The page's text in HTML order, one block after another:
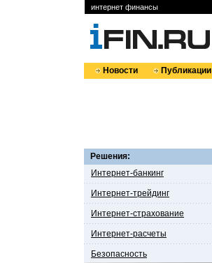
интернет финансы
Новости Публикации
Решения:
Интернет-банкинг
Интернет-трейдинг
Интернет-страхование
Интернет-расчеты
Безопасность